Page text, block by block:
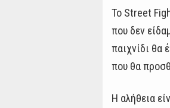
Το Street
που δεν
παιχνίδι θα
που θα
Η αλήθεια